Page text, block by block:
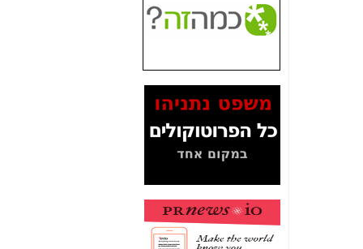
האם ביבי וקרא קבלו
בכלל תמורה עבור
ההטבות הרגולטוריות
Yes (תיק 4000)
מוכיחים "תפירת תיק"
לאיש הלא נכון! -כאן
עובדות ומסמכים
האם ביבי כשר
תקשורת עזר לקב'
בזק? -כאן
מה מקור ה-Fake